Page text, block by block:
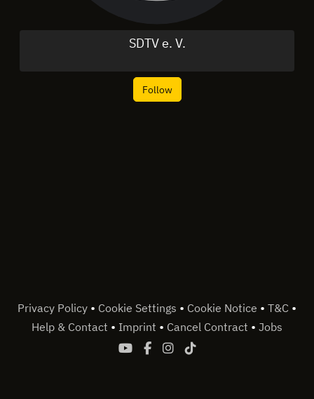
SDTV e. V.
Follow
Privacy Policy • Cookie Settings • Cookie Notice • T&C •
Help & Contact • Imprint • Cancel Contract • Jobs